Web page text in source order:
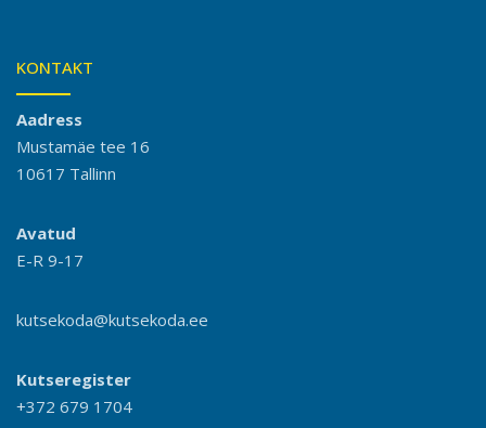
KONTAKT
Aadress
Mustamäe tee 16
10617 Tallinn
Avatud
E-R 9-17
kutsekoda@kutsekoda.ee
Kutseregister
+372 679 1704